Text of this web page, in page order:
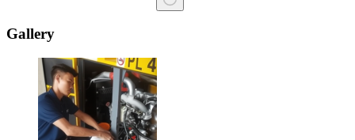
results
Gallery